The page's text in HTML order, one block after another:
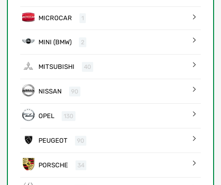
MICROCAR 1
MINI (BMW) 2
MITSUBISHI 40
NISSAN 90
OPEL 130
PEUGEOT 90
PORSCHE 34